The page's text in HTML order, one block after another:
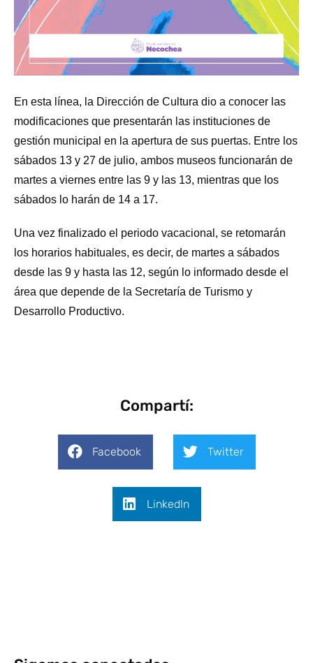
En esta línea, la Dirección de Cultura dio a conocer las
modificaciones que presentarán las instituciones de
gestión municipal en la apertura de sus puertas. Entre los
sábados 13 y 27 de julio, ambos museos funcionarán de
martes a viernes entre las 9 y las 13, mientras que los
sábados lo harán de 14 a 17.
Una vez finalizado el periodo vacacional, se retomarán
los horarios habituales, es decir, de martes a sábados
desde las 9 y hasta las 12, según lo informado desde el
área que depende de la Secretaría de Turismo y
Desarrollo Productivo.
Compartí:
Facebook Twitter
LinkedIn